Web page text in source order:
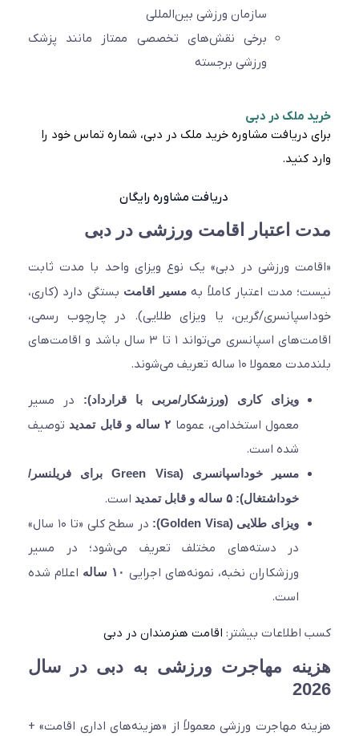
سازمان ورزشی بین‌المللی
برخی نقش‌های تخصصی ممتاز مانند پزشک
ورزشی برجسته
ملک در دبی
دریافت مشاوره خرید ملک در دبی، شماره تماس خود را
کنید.
دریافت مشاوره رایگان
اعتبار اقامت ورزشی در دبی
ورزشی در دبی» یک نوع ویزای واحد با مدت ثابت
مدت اعتبار کاملاً به مسیر اقامتبستگی دارد (کاری،
گرین، یا ویزای طلایی). در چارچوب رسمی،
اقامت‌های اسپانسری می‌تواند ۱ تا ۳ سال باشد و اقامت‌های
۱۰ ساله تعریف می‌شوند.
ویزای کاری (ورزشکار/مربی با قرارداد):
در مسیر
معمول استخدامی، عموما۲ ساله و قابل تمدید
توصیف
شده است.
مسیر خوداسپانسری (Green Visa برای فریلنسر/
خوداشتغال): ۵ ساله و قابل تمدید است.
ویزای طلایی (Golden Visa):
در سطح کلی «تا ۱۰ سال»
در دسته‌های مختلف تعریف می‌شود؛ در مسیر
ورزشکاران نخبه، نمونه‌های اجرایی۱۰ ساله
اعلام شده
اطلاعات بیشتر:اقامت هنرمندان در دبی
مهاجرت ورزشی به دبی در سال
مهاجرت ورزشی معمولاً از «هزینه‌های اداری اقامت» +